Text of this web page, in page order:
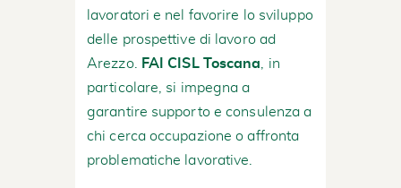
lavoratori e nel favorire lo sviluppo
delle prospettive di lavoro ad
Arezzo.
FAI CISL Toscana , in
particolare, si impegna a
garantire supporto e consulenza a
chi cerca occupazione o affronta
problematiche lavorative.